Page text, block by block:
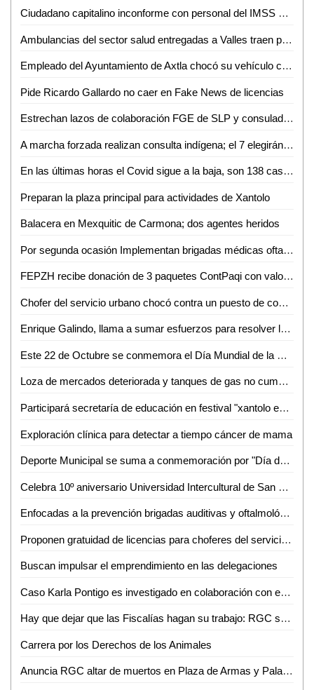
Ciudadano capitalino inconforme con personal del IMSS de Ciudad Valles
Ambulancias del sector salud entregadas a Valles traen placas sobrepuestas
Empleado del Ayuntamiento de Axtla chocó su vehículo contra una ambulancia de Tanlajás; 5 heridos
Pide Ricardo Gallardo no caer en Fake News de licencias
Estrechan lazos de colaboración FGE de SLP y consulado americano
A marcha forzada realizan consulta indígena; el 7 elegirán a su representante ante el municipio
En las últimas horas el Covid sigue a la baja, son 138 casos nuevos y 6 defunciones
Preparan la plaza principal para actividades de Xantolo
Balacera en Mexquitic de Carmona; dos agentes heridos
Por segunda ocasión Implementan brigadas médicas oftalmológicas y auditivas
FEPZH recibe donación de 3 paquetes ContPaqi con valor superior a los 300 mil pesos
Chofer del servicio urbano chocó contra un puesto de comida; 2 heridos
Enrique Galindo, llama a sumar esfuerzos para resolver la problemática del agua en SLP
Este 22 de Octubre se conmemora el Día Mundial de la Medicina Tradicional
Loza de mercados deteriorada y tanques de gas no cumplen exigencias: Santiago Nales
Participará secretaría de educación en festival "xantolo en tu ciudad"
Exploración clínica para detectar a tiempo cáncer de mama
Deporte Municipal se suma a conmemoración por "Día de Muertos"
Celebra 10º aniversario Universidad Intercultural de San Luis Potosí campus Tanquián
Enfocadas a la prevención brigadas auditivas y oftalmológicas: Huerta Robledo
Proponen gratuidad de licencias para choferes del servicio público
Buscan impulsar el emprendimiento en las delegaciones
Caso Karla Pontigo es investigado en colaboración con equipo de expertos de la Fiscalía de Chihuahua
Hay que dejar que las Fiscalías hagan su trabajo: RGC sobre denuncias contra ex edil
Carrera por los Derechos de los Animales
Anuncia RGC altar de muertos en Plaza de Armas y Palacio de Gobierno